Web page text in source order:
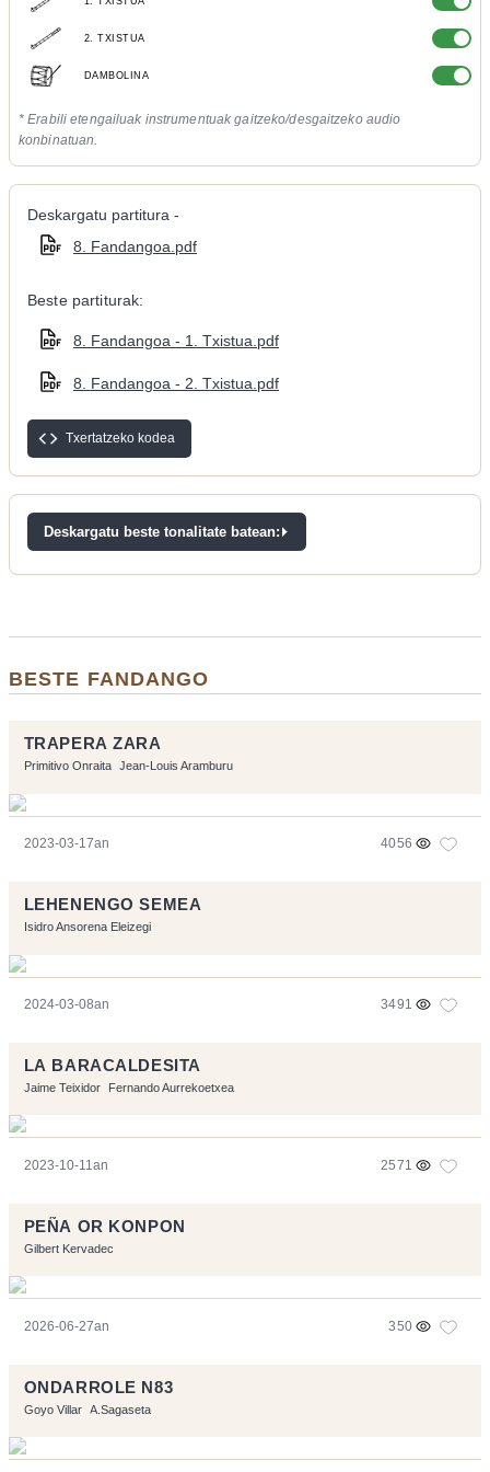
2. TXISTUA
DAMBOLINA
* Erabili etengailuak instrumentuak gaitzeko/desgaitzeko audio
konbinatuan.
Deskargatu partitura -
8. Fandangoa.pdf
Beste partiturak:
8. Fandangoa - 1. Txistua.pdf
8. Fandangoa - 2. Txistua.pdf
Txertatzeko kodea
Deskargatu beste tonalitate batean:
BESTE FANDANGO
TRAPERA ZARA
Primitivo Onraita Jean-Louis Aramburu
2023-03-17an 4056
LEHENENGO SEMEA
Isidro Ansorena Eleizegi
2024-03-08an 3491
LA BARACALDESITA
Jaime Teixidor Fernando Aurrekoetxea
2023-10-11an 2571
PEÑA OR KONPON
Gilbert Kervadec
2026-06-27an 350
ONDARROLE N83
Goyo Villar A.Sagaseta